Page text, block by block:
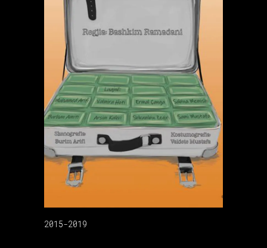
2015-2019